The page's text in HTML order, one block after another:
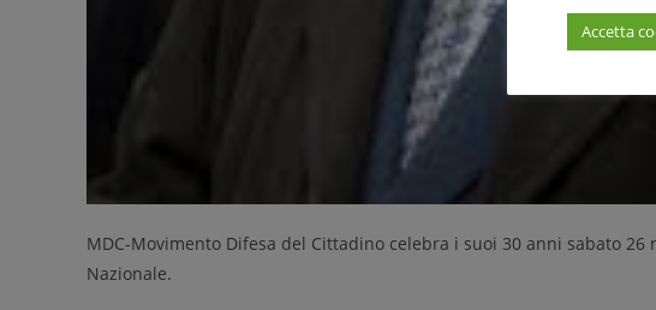
MDC-Movimento Difesa del Cittadino celebra i suoi 30 anni sabato 26
Nazionale.
Accetta